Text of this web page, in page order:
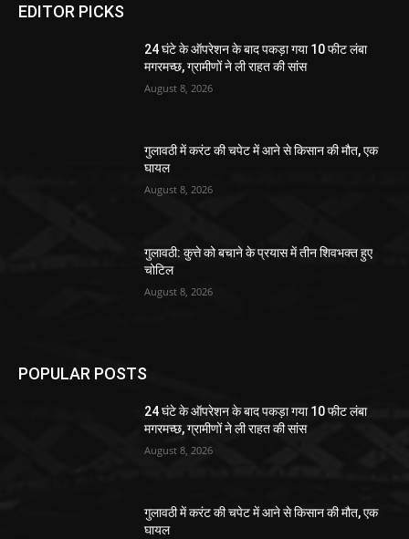
EDITOR PICKS
24 घंटे के ऑपरेशन के बाद पकड़ा गया 10 फीट लंबा
मगरमच्छ, ग्रामीणों ने ली राहत की सांस
August 8, 2026
गुलावठी में करंट की चपेट में आने से किसान की मौत, एक
घायल
August 8, 2026
गुलावठी: कुत्ते को बचाने के प्रयास में तीन शिवभक्त हुए
चोटिल
August 8, 2026
POPULAR POSTS
24 घंटे के ऑपरेशन के बाद पकड़ा गया 10 फीट लंबा
मगरमच्छ, ग्रामीणों ने ली राहत की सांस
August 8, 2026
गुलावठी में करंट की चपेट में आने से किसान की मौत, एक
घायल